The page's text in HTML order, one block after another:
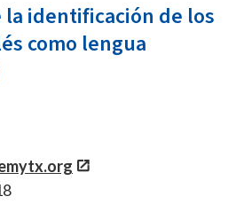
la identificación de los
como lengua